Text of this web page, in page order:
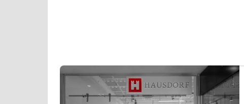
Мойки
Мультиварки
Мясорубки
Signature Kitchen Suite
Teka